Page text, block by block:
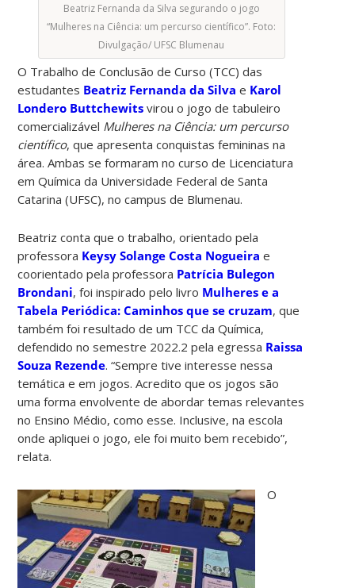
Beatriz Fernanda da Silva segurando o jogo
“Mulheres na Ciência: um percurso científico”. Foto:
Divulgação/ UFSC Blumenau
O Trabalho de Conclusão de Curso (TCC) das
estudantes Beatriz Fernanda da Silva e Karol
Londero Buttchewits virou o jogo de tabuleiro
comercializável Mulheres na Ciência: um percurso
científico, que apresenta conquistas femininas na
área. Ambas se formaram no curso de Licenciatura
em Química da Universidade Federal de Santa
Catarina (UFSC), no campus de Blumenau.
Beatriz conta que o trabalho, orientado pela
professora Keysy Solange Costa Nogueira e
coorientado pela professora Patrícia Bulegon
Brondani, foi inspirado pelo livro Mulheres e a
Tabela Periódica: Caminhos que se cruzam, que
também foi resultado de um TCC da Química,
defendido no semestre 2022.2 pela egressa Raissa
Souza Rezende. “Sempre tive interesse nessa
temática e em jogos. Acredito que os jogos são
uma forma envolvente de abordar temas relevantes
no Ensino Médio, como esse. Inclusive, na escola
onde apliquei o jogo, ele foi muito bem recebido”,
relata.
O